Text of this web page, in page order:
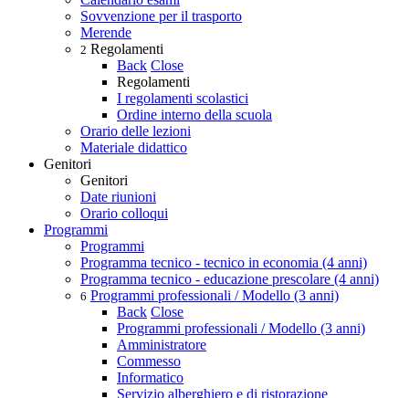
Sovvenzione per il trasporto
Merende
2 Regolamenti
Back Close
Regolamenti
I regolamenti scolastici
Ordine interno della scuola
Orario delle lezioni
Materiale didattico
Genitori
Genitori
Date riunioni
Orario colloqui
Programmi
Programmi
Programma tecnico - tecnico in economia (4 anni)
Programma tecnico - educazione prescolare (4 anni)
6 Programmi professionali / Modello (3 anni)
Back Close
Programmi professionali / Modello (3 anni)
Amministratore
Commesso
Informatico
Servizio alberghiero e di ristorazione